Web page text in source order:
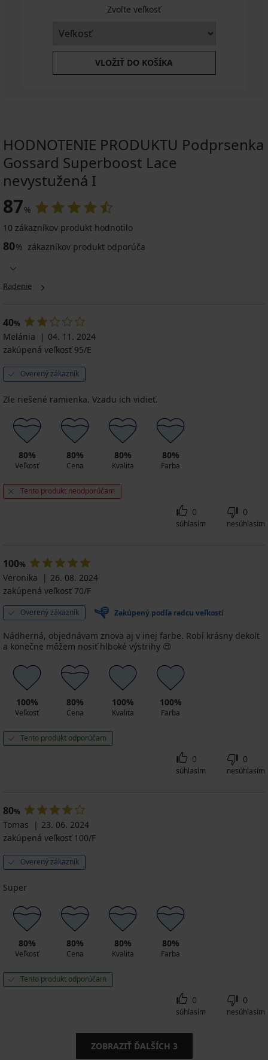
Zvoľte veľkosť
VLOŽIŤ DO KOŠÍKA
HODNOTENIE PRODUKTU Podprsenka
Gossard Superboost Lace
nevystužená I
87%
10 zákazníkov produkt hodnotilo
80% zákazníkov produkt odporúča
Radenie
40%
Melánia
04. 11. 2024
zakúpená veľkosť 95/E
Overený zákazník
Zle riešené ramienka. Vzadu ich vidieť.
80%
Veľkosť
80%
Cena
80%
Kvalita
80%
Farba
Tento produkt neodporúčam
0
súhlasím
0
nesúhlasím
100%
Veronika
26. 08. 2024
zakúpená veľkosť 70/F
Overený zákazník Zakúpený podľa radcu veľkostí
Nádherná, objednávam znova aj v inej farbe. Robí krásny dekolt
a konečne môžem nosiť hlboké výstrihy 😍
100%
Veľkosť
80%
Cena
100%
Kvalita
100%
Farba
Tento produkt odporúčam
0
súhlasím
0
nesúhlasím
80%
Tomas
23. 06. 2024
zakúpená veľkosť 100/F
Overený zákazník
Super
80%
Veľkosť
80%
Cena
80%
Kvalita
80%
Farba
Tento produkt odporúčam
0
súhlasím
0
nesúhlasím
ZOBRAZIŤ ĎALŠÍCH 3